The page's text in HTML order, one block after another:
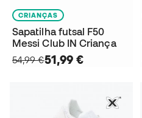
CRIANÇAS
Sapatilha futsal F50
Messi Club IN Criança
54,99 €51,99 €